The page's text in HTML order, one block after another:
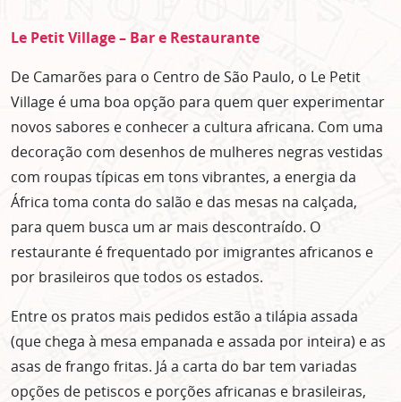
Le Petit Village – Bar e Restaurante
De Camarões para o Centro de São Paulo, o Le Petit
Village é uma boa opção para quem quer experimentar
novos sabores e conhecer a cultura africana. Com uma
decoração com desenhos de mulheres negras vestidas
com roupas típicas em tons vibrantes, a energia da
África toma conta do salão e das mesas na calçada,
para quem busca um ar mais descontraído. O
restaurante é frequentado por imigrantes africanos e
por brasileiros que todos os estados.
Entre os pratos mais pedidos estão a tilápia assada
(que chega à mesa empanada e assada por inteira) e as
asas de frango fritas. Já a carta do bar tem variadas
opções de petiscos e porções africanas e brasileiras,